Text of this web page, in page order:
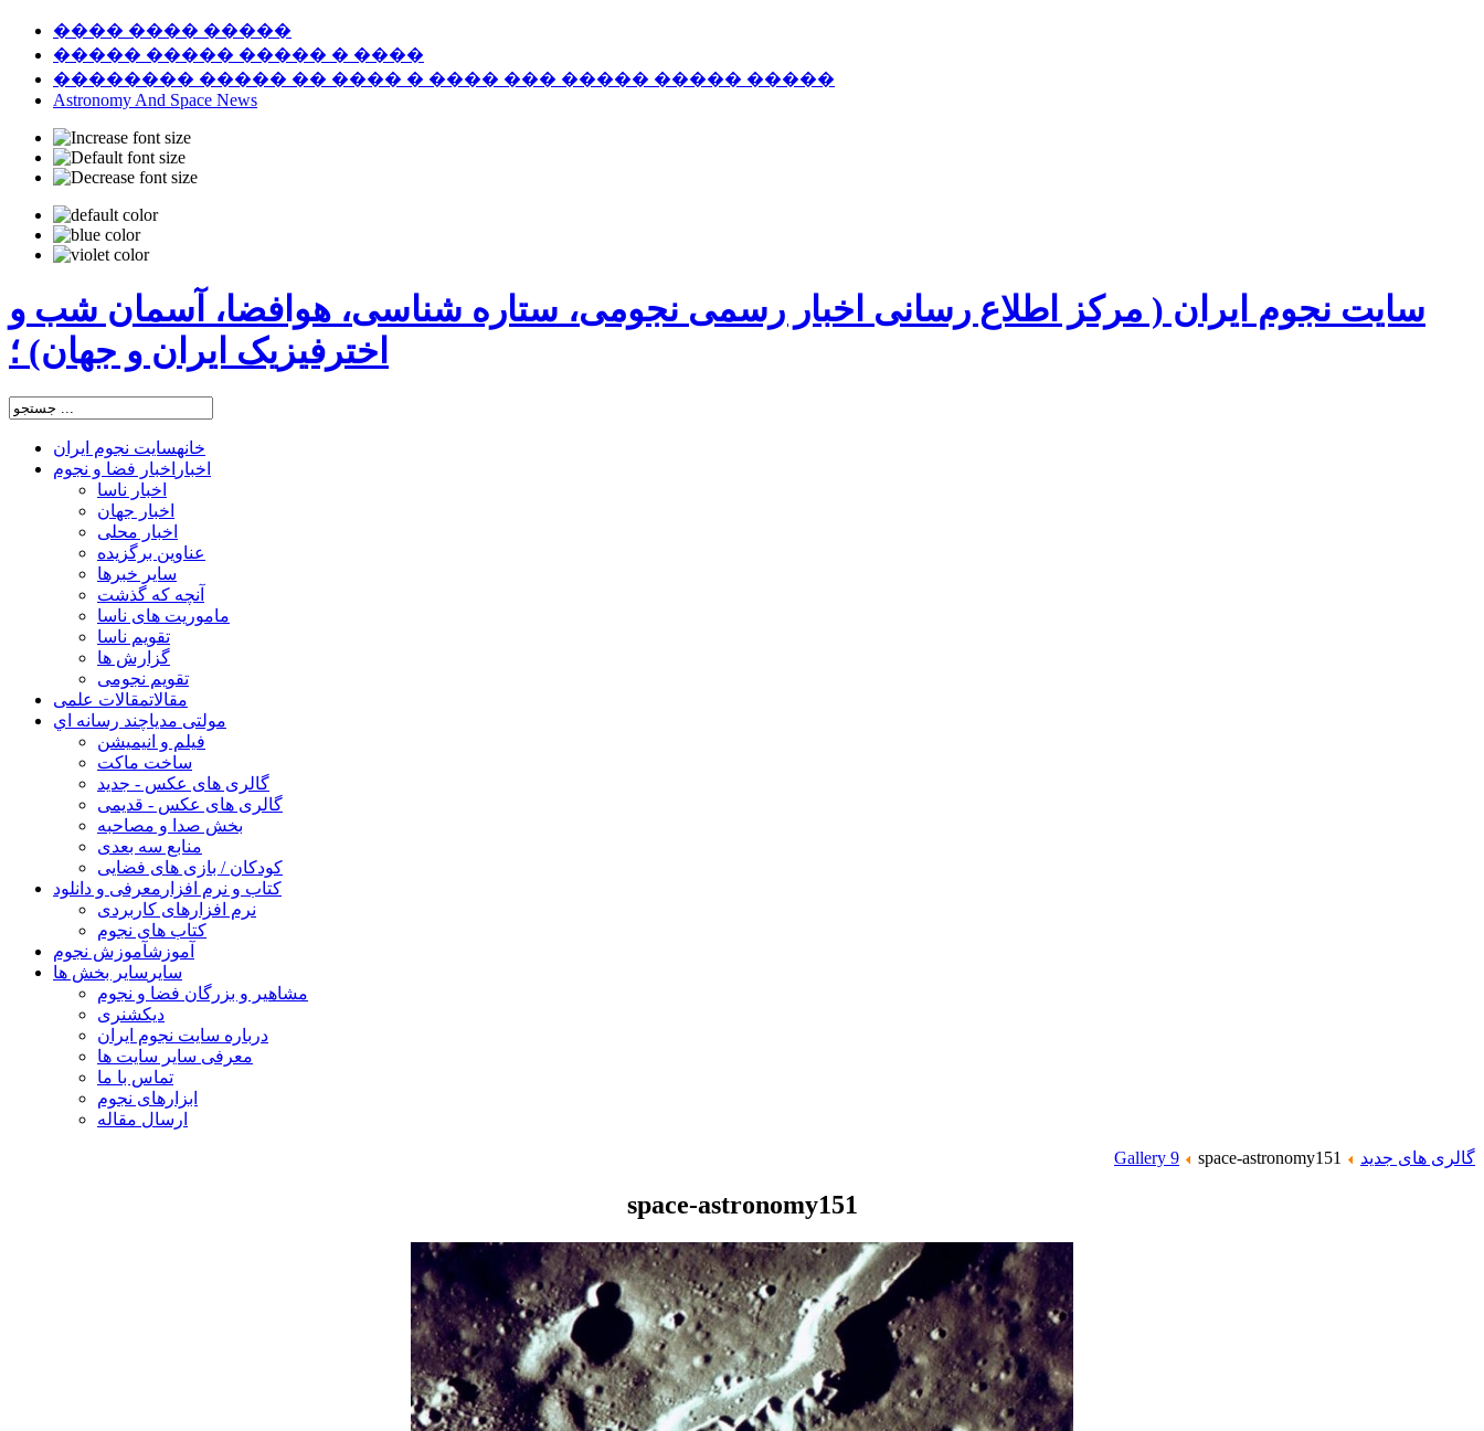
���� ���� �����
����� ����� ����� � ����
�������� ����� �� ���� � ���� ��� ����� ����� �����
Astronomy And Space News
سایت نجوم ایران ( مرکز اطلاع رسانی اخبار رسمی نجومی، ستاره شناسی، هوافضا، آسمان شب و
اخترفیزیک ایران و جهان) ؛
خانهسایت نجوم ایران
اخبار اخبار فضا و نجوم
اخبار ناسا
اخبار جهان
اخبار محلی
عناوین برگزیده
سایر خبرها
آنچه که گذشت
ماموریت های ناسا
تقویم ناسا
گزارش ها
تقویم نجومی
مقالاتمقالات علمی
مولتی مدیاچند رسانه اي
فیلم و انیمیشن
ساخت ماکت
گالری های عکس - جدید
گالری های عکس - قدیمی
بخش صدا و مصاحبه
منابع سه بعدی
کودکان / بازی های فضایی
کتاب و نرم افزار معرفی و دانلود
نرم افزارهای کاربردی
کتاب های نجوم
آموزشآموزش نجوم
سایر سایر بخش ها
مشاهیر و بزرگان فضا و نجوم
دیکشنری
درباره سایت نجوم ایران
معرفی سایر سایت ها
تماس با ما
ابزارهای نجوم
ارسال مقاله
گالری های جدید Gallery 9 space-astronomy151
space-astronomy151